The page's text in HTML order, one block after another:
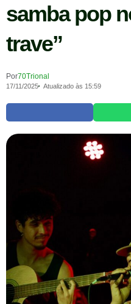
samba pop
trave”
Por70Trional
17/11/2025 Atualizado às 15:59